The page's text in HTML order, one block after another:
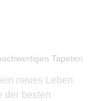
Tapeten
neues Leben
der besten